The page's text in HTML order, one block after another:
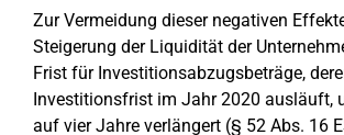
Zur Vermeidung dieser negativen
Steigerung der Liquidität der
Frist für Investitionsabzugsbeträge,
Investitionsfrist im Jahr 2020 ausläuft,
auf vier Jahre verlängert (§ 52 Abs. 16